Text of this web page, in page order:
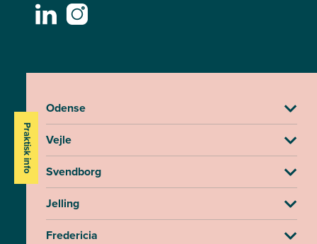
Praktisk info
Odense
Vejle
Svendborg
Jelling
Fredericia